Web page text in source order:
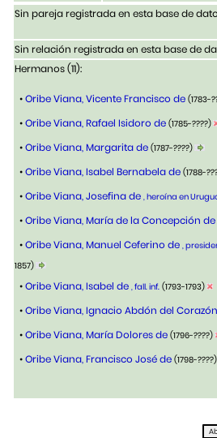
Sin pareja registrada en esta base de
Sin relación registrada en esta base de
Hermanos (11):
•Oribe Viana, Vicente Francisco de (1783-
•Oribe Viana, Rafael Isidoro de (1785-????)
•Oribe Viana, Margarita de (1787-????)
•Oribe Viana, Isabel Bernabela de (1788-
•Oribe Viana, Josefina de , heroína en
•Oribe Viana, María de la Concepción de
•Oribe Viana, Manuel Ceferino de ,
1857)
•Oribe Viana, Isabel de , fall. inf. (1793-1793)
•Oribe Viana, Ignacio Abdón del
•Oribe Viana, María Dolores de (1796-????)
•Oribe Viana, Francisco José de (1798-????)